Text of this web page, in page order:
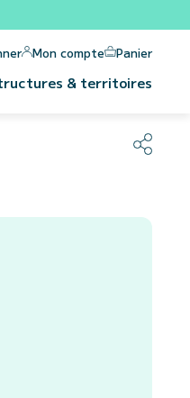
Mon compte Panier
& territoires